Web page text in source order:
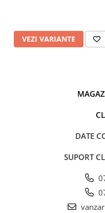
VEZI VARIANTE
DATE
SUPORT